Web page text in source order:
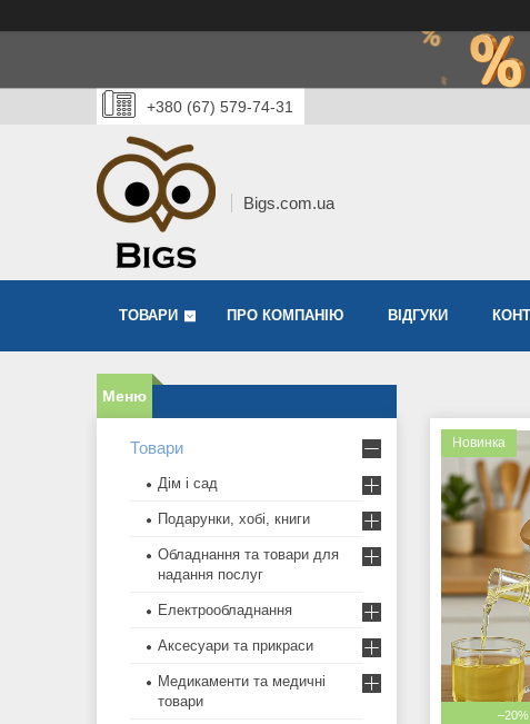
+380 (67) 579-74-31
Bigs.com.ua
ТОВАРИ ПРО КОМПАНІЮ ВІДГУКИ
–20%
Новинка
Товари
Дім і сад
Подарунки, хобі, книги
Обладнання та товари для
надання послуг
Електрообладнання
Аксесуари та прикраси
Медикаменти та медичні
товари